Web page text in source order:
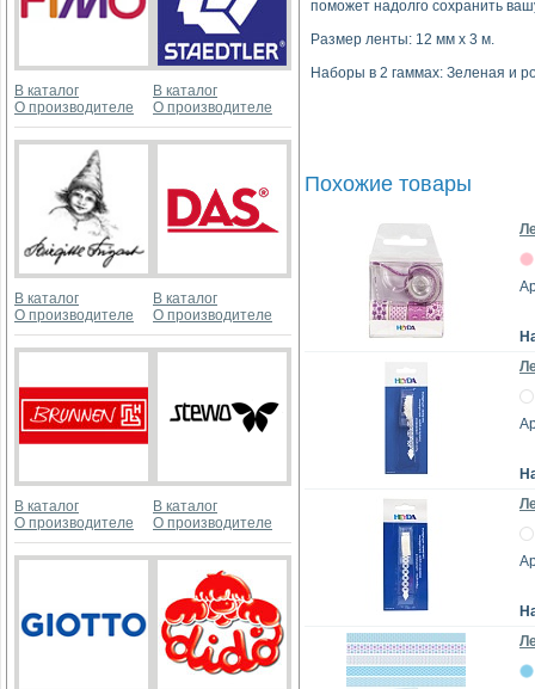
В каталог
О производителе
В каталог
О производителе
В каталог
О производителе
В каталог
О производителе
В каталог
О производителе
В каталог
О производителе
поможет надолго сохранить
Размер ленты: 12 мм x 3 м.
Наборы в 2 гаммах: Зеленая и
Похожие товары